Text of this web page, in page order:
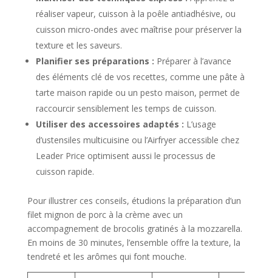
réaliser vapeur, cuisson à la poêle antiadhésive, ou
cuisson micro-ondes avec maîtrise pour préserver la
texture et les saveurs.
Planifier ses préparations : Préparer à l’avance
des éléments clé de vos recettes, comme une pâte à
tarte maison rapide ou un pesto maison, permet de
raccourcir sensiblement les temps de cuisson.
Utiliser des accessoires adaptés : L’usage
d’ustensiles multicuisine ou l’Airfryer accessible chez
Leader Price optimisent aussi le processus de
cuisson rapide.
Pour illustrer ces conseils, étudions la préparation d’un
filet mignon de porc à la crème avec un
accompagnement de brocolis gratinés à la mozzarella.
En moins de 30 minutes, l’ensemble offre la texture, la
tendreté et les arômes qui font mouche.